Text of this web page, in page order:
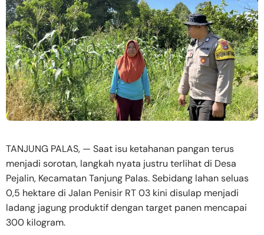
TANJUNG PALAS, — Saat isu ketahanan pangan terus
menjadi sorotan, langkah nyata justru terlihat di Desa
Pejalin, Kecamatan Tanjung Palas. Sebidang lahan seluas
0,5 hektare di Jalan Penisir RT 03 kini disulap menjadi
ladang jagung produktif dengan target panen mencapai
300 kilogram.